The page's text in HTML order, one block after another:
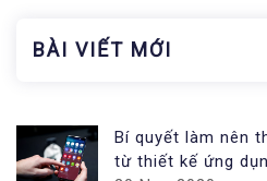
BÀI VIẾT MỚI
Bí quyết làm nên
từ thiết kế ứng